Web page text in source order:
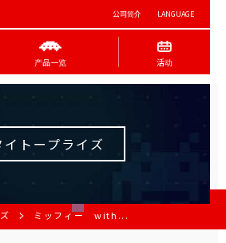
公司简介 LANGUAGE
产品一览 活动
イトープライズ
ミッフィー with...